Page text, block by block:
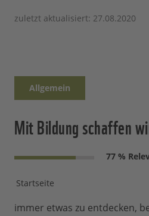
zuletzt aktualisiert: 27.08.2020
Allgemein
Mit Bildung schaffen
77 %
Startseite
immer etwas zu entdecken,